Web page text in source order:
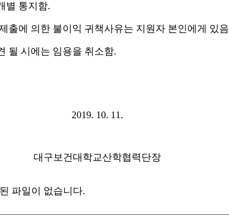
별 통지함.
출에 의한 불이익 귀책사유는 지원자 본인에게 있음
될 시에는 임용을 취소함.
2019. 10. 11.
대구보건대학교산학협력단장
파일이 없습니다.